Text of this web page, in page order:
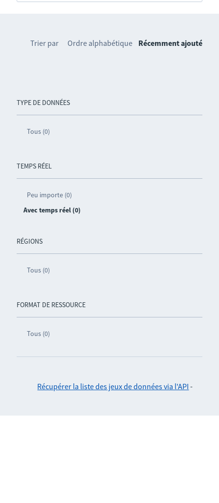
TYPE DE DONNÉES
Tous (0)
TEMPS RÉEL
Peu importe (0)
Avec temps réel (0)
RÉGIONS
Tous (0)
FORMAT DE RESSOURCE
Tous (0)
Trier par Ordre alphabétique Récemment ajouté
Récupérer la liste des jeux de données via l'API -